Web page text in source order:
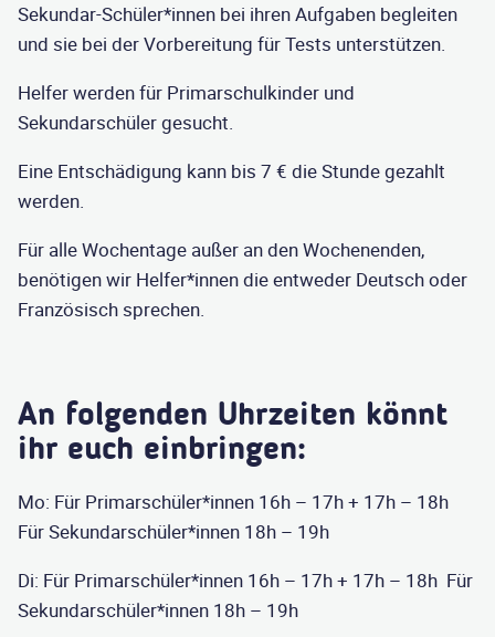
Sekundar-Schüler*innen bei ihren Aufgaben begleiten
und sie bei der Vorbereitung für Tests unterstützen.
Helfer werden für Primarschulkinder und
Sekundarschüler gesucht.
Eine Entschädigung kann bis 7 € die Stunde gezahlt
werden.
Für alle Wochentage außer an den Wochenenden,
benötigen wir Helfer*innen die entweder Deutsch oder
Französisch sprechen.
An folgenden Uhrzeiten könnt
ihr euch einbringen:
Mo: Für Primarschüler*innen 16h – 17h + 17h – 18h
Für Sekundarschüler*innen 18h – 19h
Di: Für Primarschüler*innen 16h – 17h + 17h – 18h Für
Sekundarschüler*innen 18h – 19h